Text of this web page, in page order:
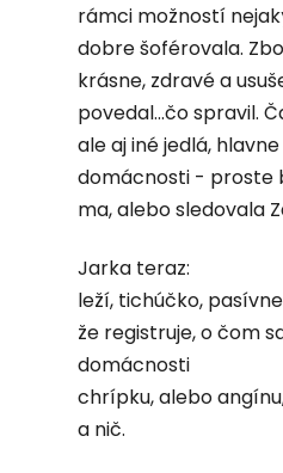
rámci možností
dobre šoférovala.
krásne, zdravé a
povedal...čo spravil.
ale aj iné jedlá,
domácnosti - proste
ma, alebo sledovala
Jarka teraz:
leží, tichúčko,
že registruje, o čom
domácnosti
chrípku, alebo
a nič.